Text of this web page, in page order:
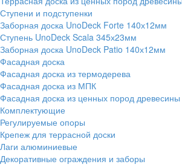
Ступени и подступенки
Заборная доска UnoDeck Forte 140х12мм
Ступень UnoDeck Scala 345х23мм
Заборная доска UnoDeck Patio 140х12мм
Фасадная доска
Фасадная доска из термодерева
Фасадная доска из МПК
Фасадная доска из ценных пород древесины
Комплектующие
Регулируемые опоры
Крепеж для террасной доски
Лаги алюминиевые
Декоративные ограждения и заборы